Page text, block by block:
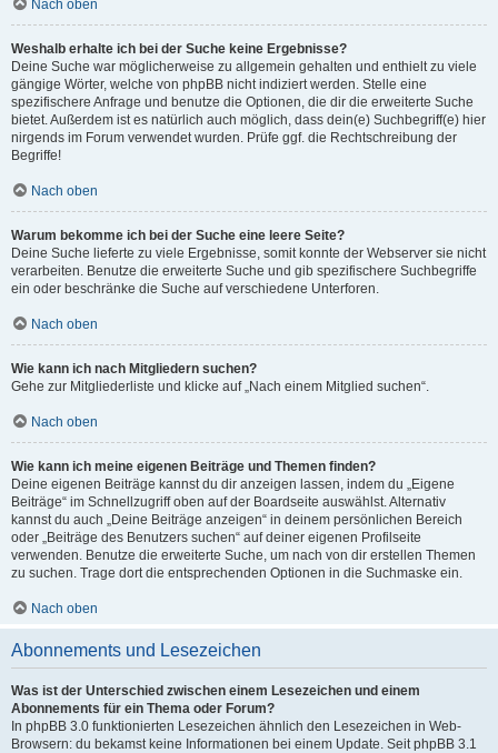
Nach oben
Weshalb erhalte ich bei der Suche keine Ergebnisse?
Deine Suche war möglicherweise zu allgemein gehalten und enthielt zu viele
gängige Wörter, welche von phpBB nicht indiziert werden. Stelle eine
spezifischere Anfrage und benutze die Optionen, die dir die erweiterte Suche
bietet. Außerdem ist es natürlich auch möglich, dass dein(e) Suchbegriff(e) hier
nirgends im Forum verwendet wurden. Prüfe ggf. die Rechtschreibung der
Begriffe!
Nach oben
Warum bekomme ich bei der Suche eine leere Seite?
Deine Suche lieferte zu viele Ergebnisse, somit konnte der Webserver sie nicht
verarbeiten. Benutze die erweiterte Suche und gib spezifischere Suchbegriffe
ein oder beschränke die Suche auf verschiedene Unterforen.
Nach oben
Wie kann ich nach Mitgliedern suchen?
Gehe zur Mitgliederliste und klicke auf „Nach einem Mitglied suchen“.
Nach oben
Wie kann ich meine eigenen Beiträge und Themen finden?
Deine eigenen Beiträge kannst du dir anzeigen lassen, indem du „Eigene
Beiträge“ im Schnellzugriff oben auf der Boardseite auswählst. Alternativ
kannst du auch „Deine Beiträge anzeigen“ in deinem persönlichen Bereich
oder „Beiträge des Benutzers suchen“ auf deiner eigenen Profilseite
verwenden. Benutze die erweiterte Suche, um nach von dir erstellen Themen
zu suchen. Trage dort die entsprechenden Optionen in die Suchmaske ein.
Nach oben
Abonnements und Lesezeichen
Was ist der Unterschied zwischen einem Lesezeichen und einem
Abonnements für ein Thema oder Forum?
In phpBB 3.0 funktionierten Lesezeichen ähnlich den Lesezeichen in Web-
Browsern: du bekamst keine Informationen bei einem Update. Seit phpBB 3.1